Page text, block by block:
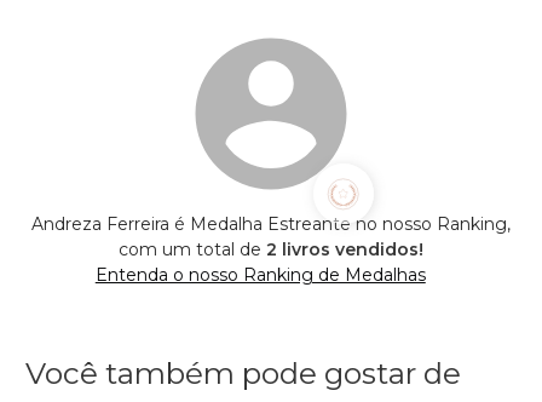
Andreza Ferreira é Medalha Estreante no nosso Ranking,
com um total de 2 livros vendidos!
Entenda o nosso Ranking de Medalhas
Você também pode gostar de